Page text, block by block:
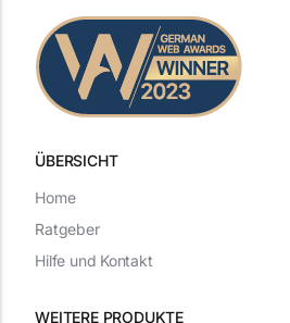
ÜBERSICHT
WEITERE PRODUKTE
Home
Ratgeber
Hilfe und Kontakt